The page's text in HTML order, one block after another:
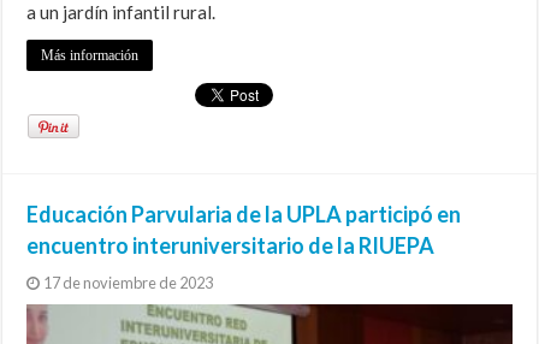
a un jardín infantil rural.
Más información
Educación Parvularia de la UPLA participó en
encuentro interuniversitario de la RIUEPA
17 de noviembre de 2023